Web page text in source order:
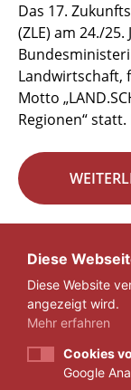
Das 17.
(ZLE) am 24./
Landwirtschaft,
Motto
Regionen“ statt.
« 1 ... 3
Diese
Diese Website
angezeigt wird.
Mehr erfahren
Cookies
Google